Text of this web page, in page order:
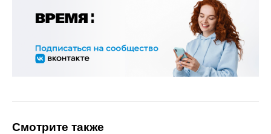
Смотрите также